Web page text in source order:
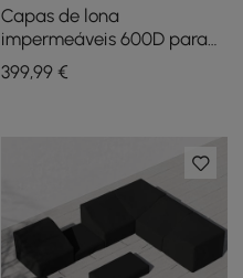
Capas de lona
impermeáveis 600D para
conjunto de lounge de
jardim - preto
399,99€